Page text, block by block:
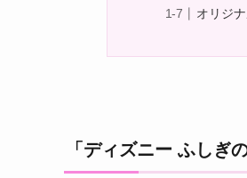
オリジ
「ディズニー ふしぎ